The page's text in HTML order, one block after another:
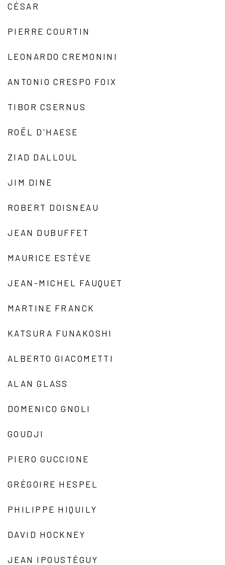
CÉSAR
PIERRE COURTIN
LEONARDO CREMONINI
ANTONIO CRESPO FOIX
TIBOR CSERNUS
ROËL D'HAESE
ZIAD DALLOUL
JIM DINE
ROBERT DOISNEAU
JEAN DUBUFFET
MAURICE ESTÈVE
JEAN-MICHEL FAUQUET
MARTINE FRANCK
KATSURA FUNAKOSHI
ALBERTO GIACOMETTI
ALAN GLASS
DOMENICO GNOLI
GOUDJI
PIERO GUCCIONE
GRÉGOIRE HESPEL
PHILIPPE HIQUILY
DAVID HOCKNEY
JEAN IPOUSTÉGUY